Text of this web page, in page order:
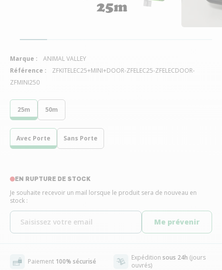
25m 50m
Avec Porte Sans Porte
EN RUPTURE DE STOCK
Je souhaite recevoir un mail lorsque le produit sera de nouveau en
stock :
Me prévenir
Paiement 100% sécurisé Expédition sous 24h (jours
ouvrés)
Marque :
ANIMAL VALLEY
Référence :
ZFKITELEC25+MINI+DOOR-ZFELEC25-ZFELECDOOR-
ZFMINI250